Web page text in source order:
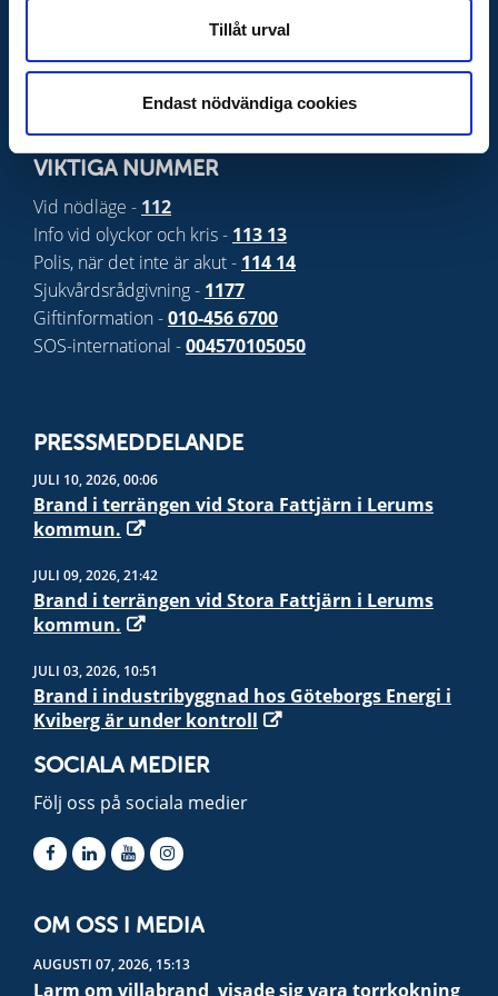
Tillåt urval
Endast nödvändiga cookies
Lilla krisinfo- Krisinformation för barn och unga
MCF - Råd till privatpersoner
VIKTIGA NUMMER
Vid nödläge - 112
Info vid olyckor och kris - 113 13
Polis, när det inte är akut - 114 14
Sjukvårdsrådgivning - 1177
Giftinformation -010-456 6700
SOS-international -004570105050
PRESSMEDDELANDE
JULI 10, 2026, 00:06
Brand i terrängen vid Stora Fattjärn i Lerums
kommun.
JULI 09, 2026, 21:42
Brand i terrängen vid Stora Fattjärn i Lerums
kommun.
JULI 03, 2026, 10:51
Brand i industribyggnad hos Göteborgs Energi i
Kviberg är under kontroll
SOCIALA MEDIER
Följ oss på sociala medier
OM OSS I MEDIA
AUGUSTI 07, 2026, 15:13
Larm om villabrand  visade sig vara torrkokning